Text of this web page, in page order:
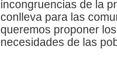
incongruencias de la
conlleva para las
queremos proponer
necesidades de las